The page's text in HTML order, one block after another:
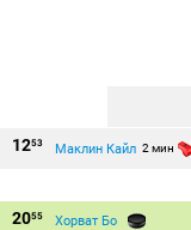
1253 Маклин Кайл 2 мин
2055 Хорват Бо